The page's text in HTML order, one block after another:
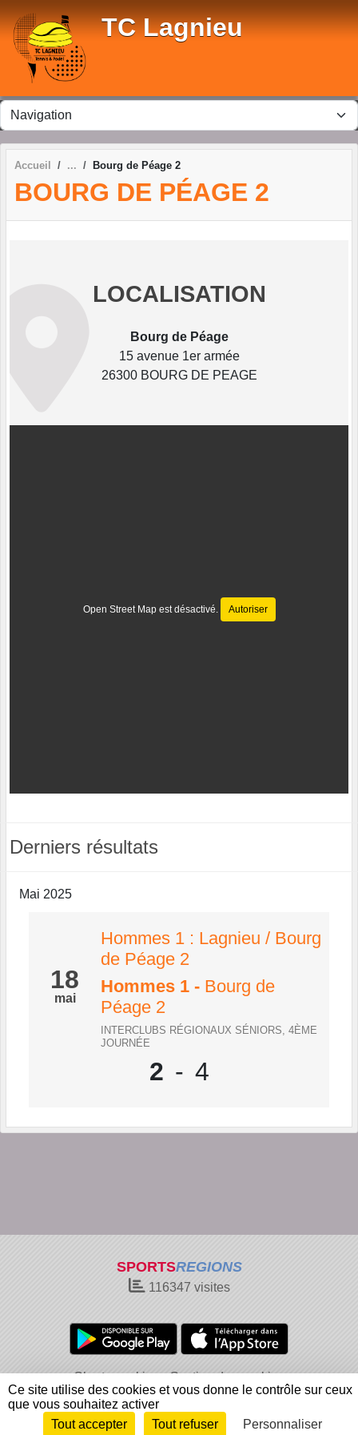
TC Lagnieu
Accueil Bourg de Péage 2
BOURG DE PÉAGE 2
LOCALISATION
Bourg de Péage
15 avenue 1er armée
26300 BOURG DE PEAGE
Open Street Map est désactivé. Autoriser
Derniers résultats
Mai 2025
18
mai
Hommes 1 : Lagnieu / Bourg
de Péage 2
Hommes 1 - Bourg de
Péage 2
INTERCLUBS RÉGIONAUX SÉNIORS, 4ÈME
JOURNÉE
2 - 4
SPORTSREGIONS
116347 visites
Charte cookies
Gestion des cookies
Informations légales
Signaler un contenu inapproprié
Envie de participer ? Connexion
Ce site utilise des cookies et vous donne le contrôle sur ceux
que vous souhaitez activer
Tout accepter
Tout refuser Personnaliser